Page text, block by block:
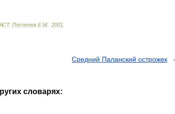
АСТ. Поспелов Е.М 2001
Средний Паланский острожек
словарях: